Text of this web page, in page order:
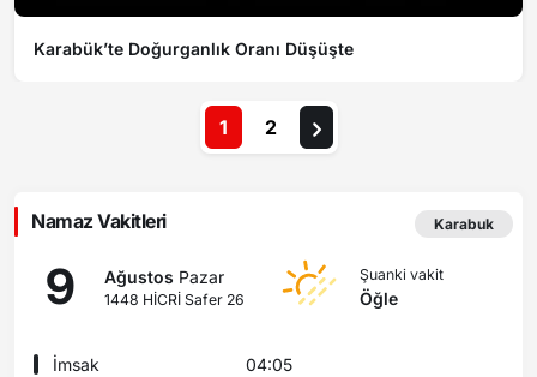
Karabük’te Doğurganlık Oranı Düşüşte
1 2
Namaz Vakitleri Karabuk
9 Ağustos Pazar
1448 HİCRİ Safer 26
Şuanki vakit
Öğle
İmsak 04:05